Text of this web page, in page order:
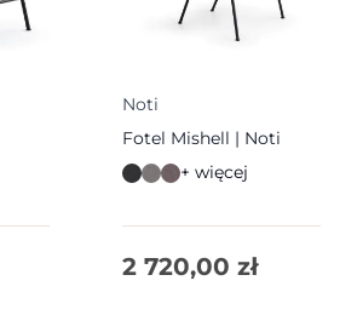
Noti
Fotel Mishell | Noti
+ więcej
2 720,00 zł